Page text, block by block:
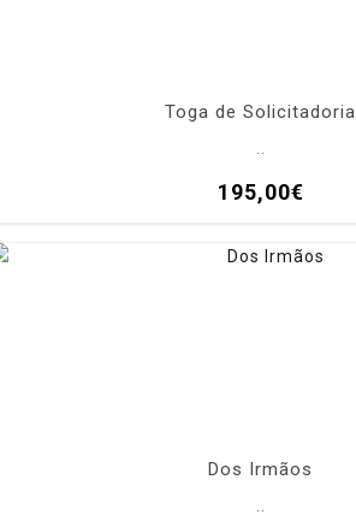
Toga de Solicitadoria
195,00€
Dos Irmãos